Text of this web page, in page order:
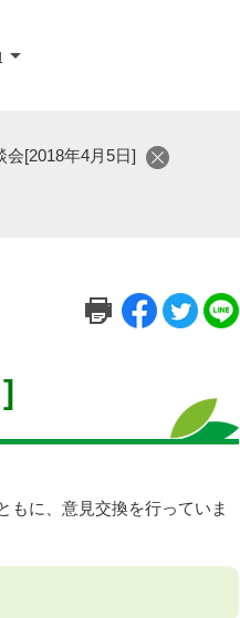
会[2018年4月5日]
もに、意見交換を行っていま